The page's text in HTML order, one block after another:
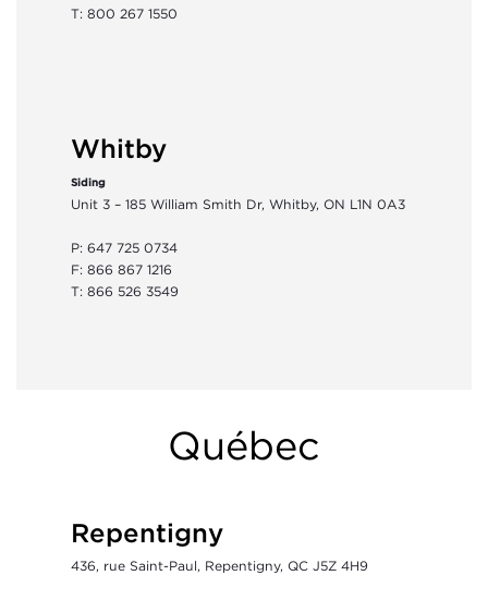
T: 800 267 1550
Whitby
Siding
Unit 3 – 185 William Smith Dr, Whitby, ON L1N 0A3
P: 647 725 0734
F: 866 867 1216
T: 866 526 3549
Québec
Repentigny
436, rue Saint-Paul, Repentigny, QC J5Z 4H9